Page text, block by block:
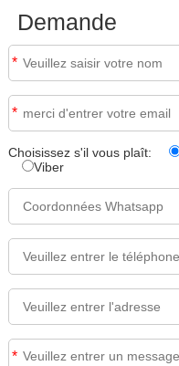
Demande
*
*
Choisissez s'il vous plaît:
Viber
*